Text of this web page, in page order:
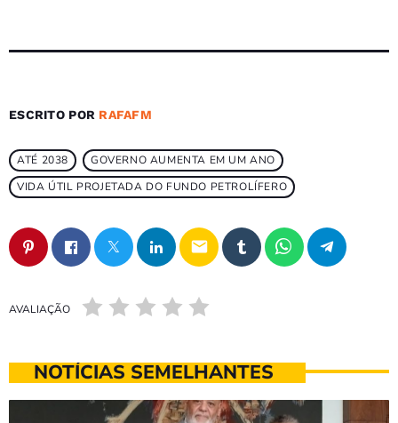
ESCRITO POR RAFAFM
ATÉ 2038
GOVERNO AUMENTA EM UM ANO
VIDA ÚTIL PROJETADA DO FUNDO PETROLÍFERO
email
AVALIAÇÃO
NOTÍCIAS SEMELHANTES